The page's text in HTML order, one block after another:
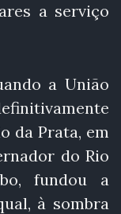
a serviço
a União
da Prata, em
do Rio
fundou a
à sombra